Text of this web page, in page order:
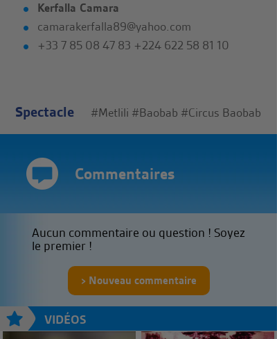
Kerfalla Camara
camarakerfalla89@yahoo.com
+33 7 85 08 47 83 +224 622 58 81 10
Spectacle #Metlili #Baobab #Circus Baobab
Commentaires
Aucun commentaire ou question ! Soyez
le premier !
Nouveau commentaire
VIDÉOS